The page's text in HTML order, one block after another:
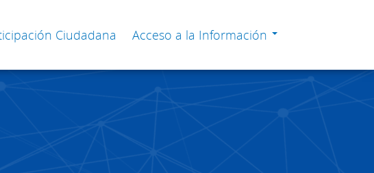
Ciudadana Acceso a la Información